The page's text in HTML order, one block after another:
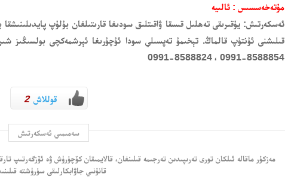
مۇتەخەسسىس : ئالىيە
ئەسكەرتىش: يۇقىرىقى تەھلىل قىسقا ۋاقىتلىق سودىغا قارىتىلغان بۇلۇپ
قىلىشنى ئۇنتۇپ قالماڭ. تېخىمۇ تەپسىلي سودا ئۇچۇرىغا ئېرشمەكچى بولسىڭىز
8588854-0991 ، 8588824-0991
قوللاش 2
سەمىمىي ئەسكەرتىش
مەزكۇر ماقالە ئىلكان تورى تەرىپىدىن تەرجىمە قىلىنغان، قالايمىقان كۆچۈرۈش ۋە ئۆزگەرتىپ
قانۇنىي جاۋابكارلىقى سۈرۈشتە